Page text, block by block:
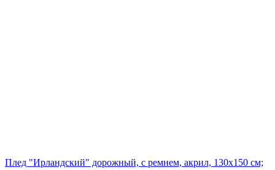
Плед "Ирландский" дорожный, с ремнем, акрил, 130х150 см;